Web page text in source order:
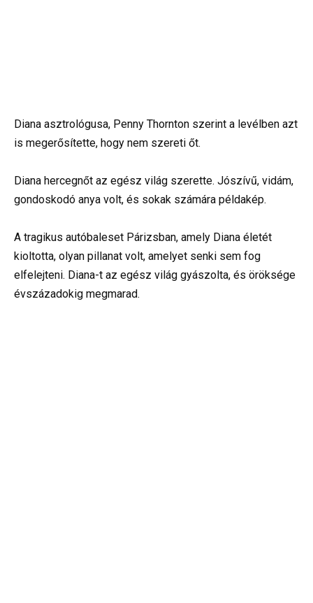
Diana asztrológusa, Penny Thornton szerint a levélben azt
is megerősítette, hogy nem szereti őt.
Diana hercegnőt az egész világ szerette. Jószívű, vidám,
gondoskodó anya volt, és sokak számára példakép.
A tragikus autóbaleset Párizsban, amely Diana életét
kioltotta, olyan pillanat volt, amelyet senki sem fog
elfelejteni. Diana-t az egész világ gyászolta, és öröksége
évszázadokig megmarad.